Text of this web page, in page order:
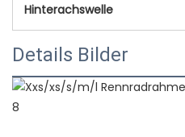
Hinterachswelle
Details Bilder